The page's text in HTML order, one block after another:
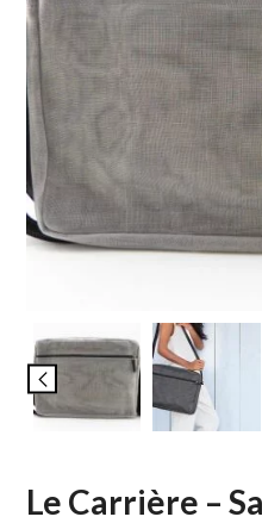
Le Carrière –